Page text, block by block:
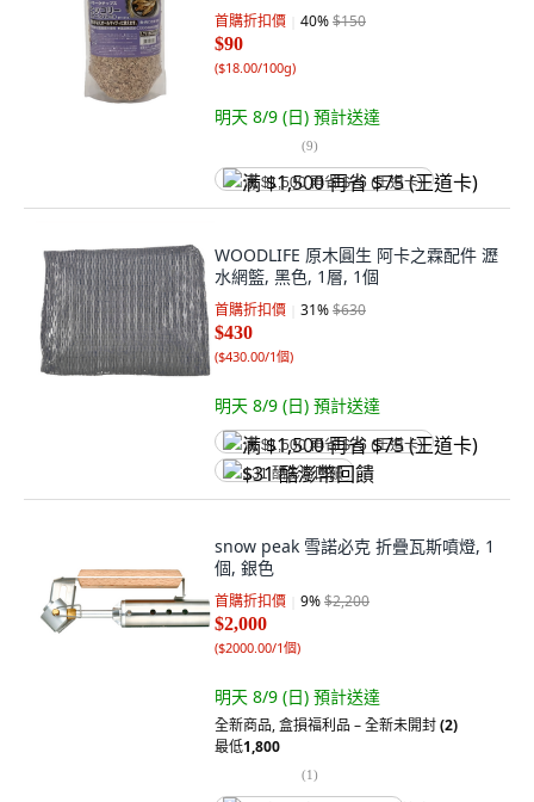
首購折扣價 40%$150
$90
($18.00/100g)
明天 8/9 (日) 預計送達
(9)
满 $1,500 再省 $75 (王道卡)
WOODLIFE 原木圓生 阿卡之霖配件 瀝
水網籃, 黑色, 1層, 1個
首購折扣價 31%$630
$430
($430.00/1個)
明天 8/9 (日) 預計送達
满 $1,500 再省 $75 (王道卡)
$31 酷澎幣回饋
snow peak 雪諾必克 折疊瓦斯噴燈, 1
個, 銀色
首購折扣價 9%$2,200
$2,000
($2000.00/1個)
明天 8/9 (日) 預計送達
全新商品,盒損福利品 – 全新未開封(2)
最低1,800
(1)